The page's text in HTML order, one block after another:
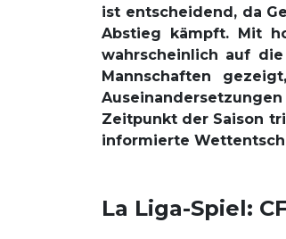
ist entscheidend, da
Abstieg kämpft. Mit
wahrscheinlich auf
Mannschaften
Zeitpunkt der Saison
informierte
La Liga-Spiel: